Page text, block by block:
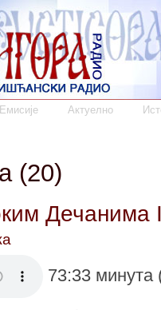
Емисије Актуелно
(20)
Дечанима
73:33